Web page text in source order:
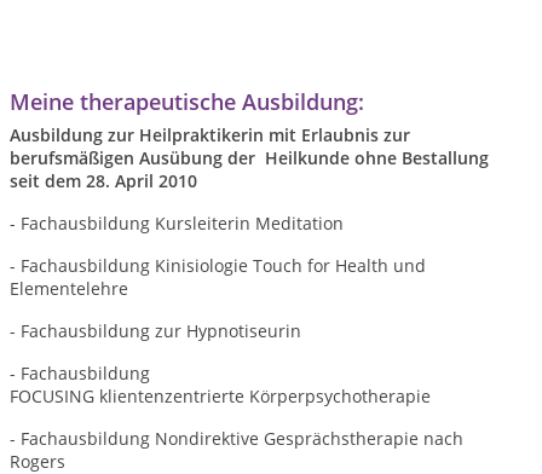
Meine therapeutische Ausbildung:
Ausbildung zur Heilpraktikerin mit Erlaubnis zur
berufsmäßigen Ausübung der Heilkunde ohne Bestallung
seit dem 28. April 2010
- Fachausbildung Kursleiterin Meditation
- Fachausbildung Kinisiologie Touch for Health und
Elementelehre
- Fachausbildung zur Hypnotiseurin
- Fachausbildung
FOCUSING klientenzentrierte Körperpsychotherapie
- Fachausbildung Nondirektive Gesprächstherapie nach
Rogers